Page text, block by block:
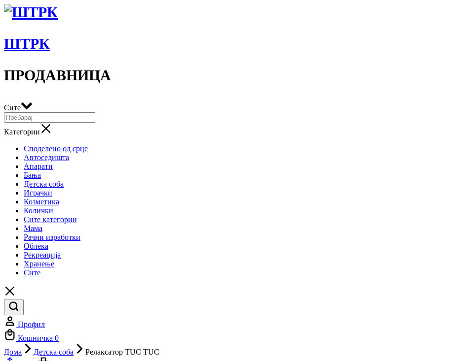
ШТРК
ПРОДАВНИЦА
Сите
Категории
Споделено од срце
Автоседишта
Апарати
Бања
Детска соба
Играчки
Козметика
Колички
Сите категории
Мама
Рачни изработки
Облека
Рекреација
Хранење
Сите
Профил
Кошничка 0
Дома
Детска соба
Релаксатор TUC TUC